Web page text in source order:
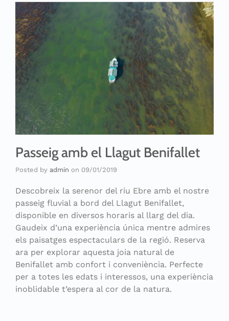
Passeig amb el Llagut Benifallet
Posted by admin on 09/01/2019
Descobreix la serenor del riu Ebre amb el nostre
passeig fluvial a bord del Llagut Benifallet,
disponible en diversos horaris al llarg del dia.
Gaudeix d’una experiència única mentre admires
els paisatges espectaculars de la regió. Reserva
ara per explorar aquesta joia natural de
Benifallet amb confort i conveniència. Perfecte
per a totes les edats i interessos, una experiència
inoblidable t’espera al cor de la natura.